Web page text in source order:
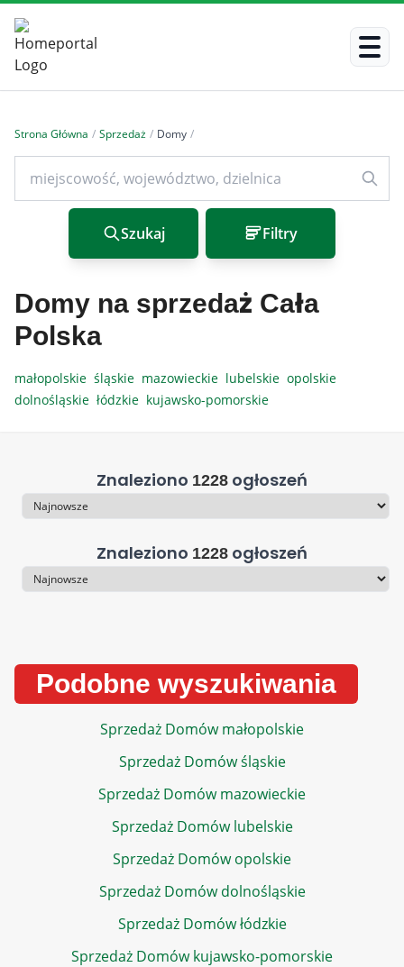
Strona Główna / Sprzedaż / Domy /
Szukaj Filtry
Domy na sprzedaż Cała
Polska
małopolskie śląskie mazowieckie lubelskie opolskie
dolnośląskie łódzkie kujawsko-pomorskie
Znaleziono 1228 ogłoszeń
Sortowanie
Znaleziono 1228 ogłoszeń
Sortowanie
Podobne wyszukiwania
Sprzedaż Domów małopolskie
Sprzedaż Domów śląskie
Sprzedaż Domów mazowieckie
Sprzedaż Domów lubelskie
Sprzedaż Domów opolskie
Sprzedaż Domów dolnośląskie
Sprzedaż Domów łódzkie
Sprzedaż Domów kujawsko-pomorskie